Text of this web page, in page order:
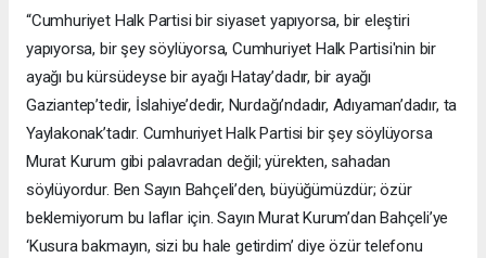
“Cumhuriyet Halk Partisi bir siyaset yapıyorsa, bir eleştiri
yapıyorsa, bir şey söylüyorsa, Cumhuriyet Halk Partisi'nin bir
ayağı bu kürsüdeyse bir ayağı Hatay’dadır, bir ayağı
Gaziantep’tedir, İslahiye’dedir, Nurdağı’ndadır, Adıyaman’dadır, ta
Yaylakonak’tadır. Cumhuriyet Halk Partisi bir şey söylüyorsa
Murat Kurum gibi palavradan değil; yürekten, sahadan
söylüyordur. Ben Sayın Bahçeli’den, büyüğümüzdür; özür
beklemiyorum bu laflar için. Sayın Murat Kurum’dan Bahçeli’ye
‘Kusura bakmayın, sizi bu hale getirdim’ diye özür telefonu